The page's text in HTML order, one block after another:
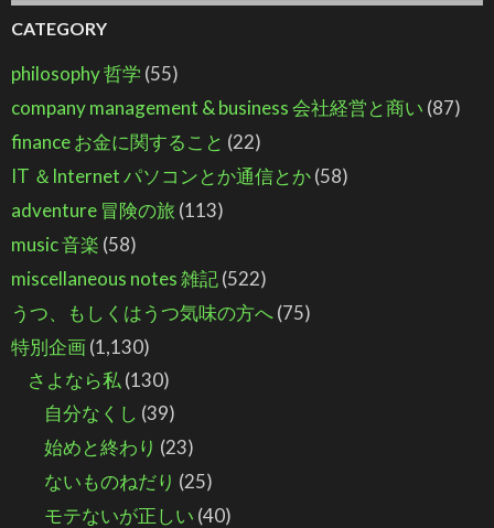
CATEGORY
philosophy 哲学 (55)
company management & business 会社経営と商い (87)
finance お金に関すること (22)
IT ＆Internet パソコンとか通信とか(58)
adventure 冒険の旅 (113)
music 音楽 (58)
miscellaneous notes 雑記(522)
うつ、もしくはうつ気味の方へ(75)
特別企画(1,130)
さよなら私 (130)
自分なくし (39)
始めと終わり (23)
ないものねだり (25)
モテないが正しい (40)